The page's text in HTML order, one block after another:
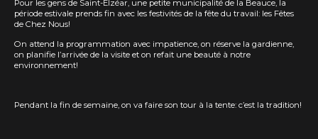
Pour les gens de Saint-Elzéar, une petite municipalité de la Beauce, la
période estivale prends fin avec les festivités de la fête du travail: les Fêtes
de Chez Nous!
On attend la programmation avec impatience, on réserve la gardienne,
on planifie l’arrivée de la visite et on refait une beauté à notre
environnement!
Pendant la fin de semaine, on va faire son tour à la tente: c’est la tradition!